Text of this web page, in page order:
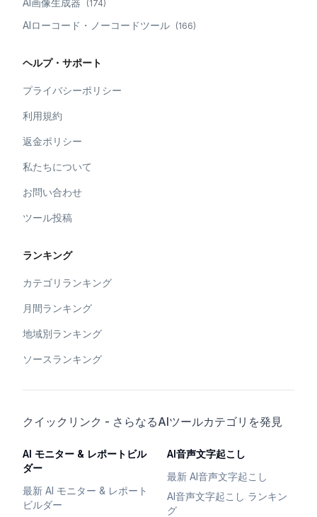
AI画像生成器 (174)
AIローコード・ノーコードツール (166)
ヘルプ・サポート
プライバシーポリシー
利用規約
返金ポリシー
私たちについて
お問い合わせ
ツール投稿
ランキング
カテゴリランキング
月間ランキング
地域別ランキング
ソースランキング
クイックリンク - さらなるAIツールカテゴリを発見
AI モニター & レポートビル
ダー
最新 AI モニター & レポート
ビルダー
AI音声文字起こし
最新 AI音声文字起こし
AI音声文字起こし ランキン
グ